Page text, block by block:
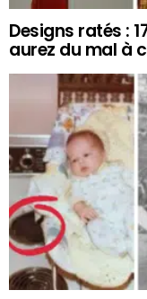
Designs ratés :
aurez du mal à